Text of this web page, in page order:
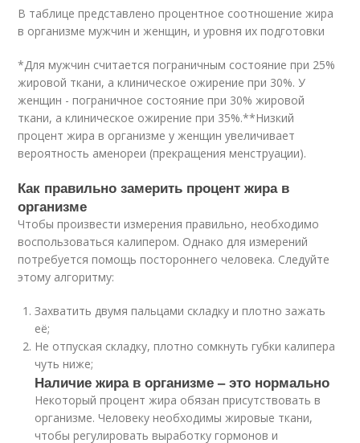
В таблице представлено процентное соотношение жира
в организме мужчин и женщин, и уровня их подготовки
*Для мужчин считается пограничным состояние при 25%
жировой ткани, а клиническое ожирение при 30%. У
женщин - пограничное состояние при 30% жировой
ткани, а клиническое ожирение при 35%.**Низкий
процент жира в организме у женщин увеличивает
вероятность аменореи (прекращения менструации).
Как правильно замерить процент жира в
организме
Чтобы произвести измерения правильно, необходимо
воспользоваться калипером. Однако для измерений
потребуется помощь постороннего человека. Следуйте
этому алгоритму:
Захватить двумя пальцами складку и плотно зажать
её;
Не отпуская складку, плотно сомкнуть губки калипера
чуть ниже;
Наличие жира в организме – это нормально
Некоторый процент жира обязан присутствовать в
организме. Человеку необходимы жировые ткани,
чтобы регулировать выработку гормонов и